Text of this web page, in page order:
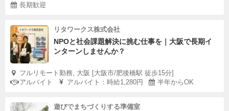
長期歓迎
リタワークス株式会社
NPOと社会課題解決に挑む仕事を｜大阪で長期イ
ンターンしませんか？
フルリモート勤務, 大阪 [大阪市/肥後橋駅 徒歩15分]
アルバイト
アルバイト：時給1,280円 半年からOK
遊びでまちづくりする準備室